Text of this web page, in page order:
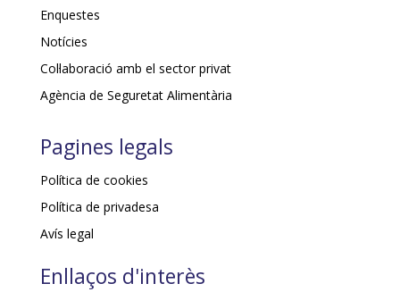
Enquestes
Notícies
Col·laboració amb el sector privat
Agència de Seguretat Alimentària
Pagines legals
Política de cookies
Política de privadesa
Avís legal
Enllaços d'interès